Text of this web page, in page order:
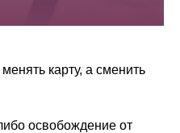
карту, а сменить
освобождение от